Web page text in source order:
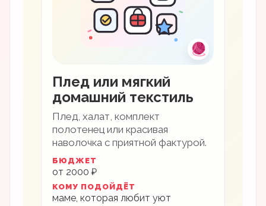
🧶
Плед или мягкий
домашний текстиль
Плед, халат, комплект
полотенец или красивая
наволочка с приятной фактурой.
БЮДЖЕТ
от 2000 ₽
КОМУ ПОДОЙДЁТ
маме, которая любит уют